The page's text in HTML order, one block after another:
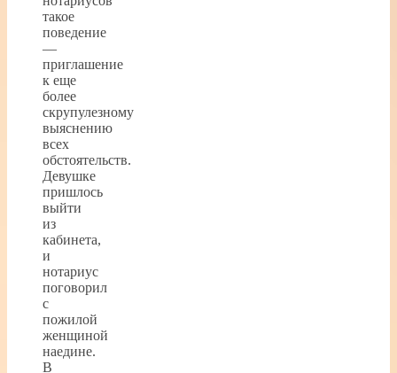
такое
поведение
—
приглашение
к еще
более
скрупулезному
выяснению
всех
обстоятельств.
Девушке
пришлось
выйти
из
кабинета,
и
нотариус
поговорил
с
пожилой
женщиной
наедине.
В